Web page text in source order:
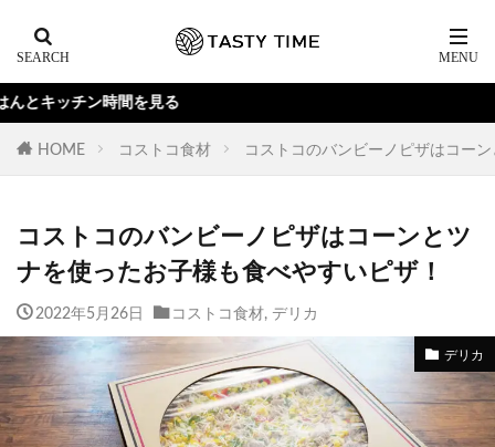
る
HOME コストコ食材 コストコのバンビーノピザはコー
コストコのバンビーノピザはコーンとツ
ナを使ったお子様も食べやすいピザ！
2022年5月26日 コストコ食材, デリカ
デリカ